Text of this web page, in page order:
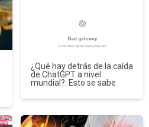
¿Qué hay detrás de la caída
de ChatGPT a nivel
mundial?: Esto se sabe